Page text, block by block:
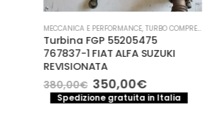
MECCANICA E PERFORMANCE,TURBO COMPRESSORE- TURBINA
Turbina FGP 55205475
767837-1 FIAT ALFA SUZUKI
REVISIONATA
380,00€ Il
prezzo
originale
350,00€Il
prezzo
attuale
Spedizione gratuita in Italia